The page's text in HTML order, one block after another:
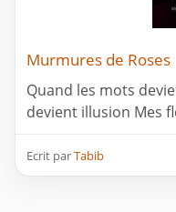
Murmures de Roses
Quand les mots
devient illusion Mes
Ecrit parTabib